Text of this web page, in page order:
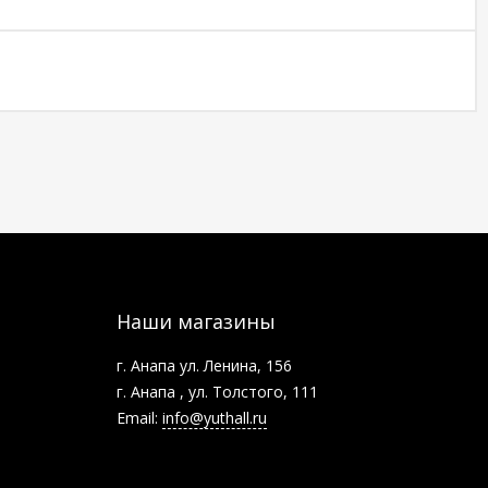
Наши магазины
г. Анапа ул. Ленина, 156
г. Анапа , ул. Толстого, 111
Email: info@yuthall.ru